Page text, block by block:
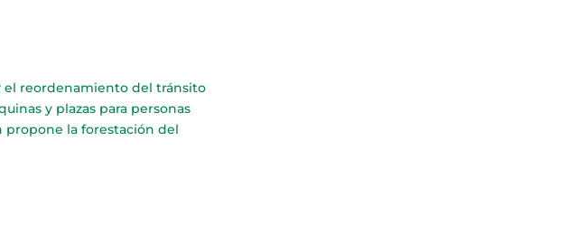
el reordenamiento del tránsito
y plazas para personas
propone la forestación del